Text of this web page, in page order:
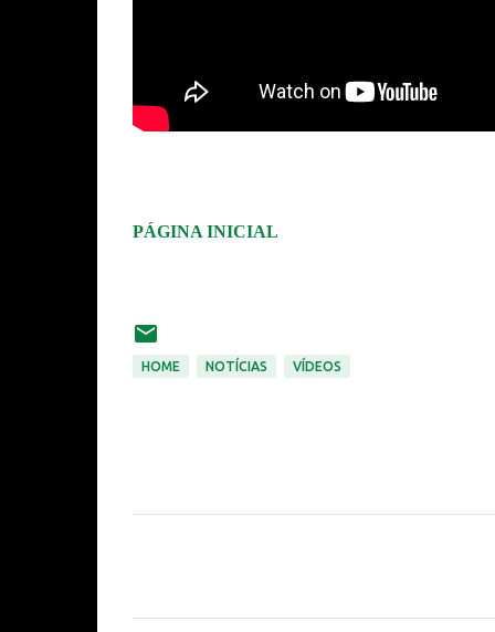
PÁGINA INICIAL
HOME NOTÍCIAS VÍDEOS
e